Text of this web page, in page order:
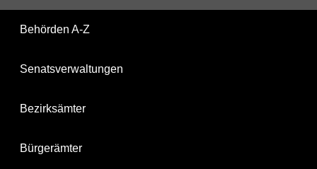
Behörden A-Z
Senatsverwaltungen
Bezirksämter
Bürgerämter